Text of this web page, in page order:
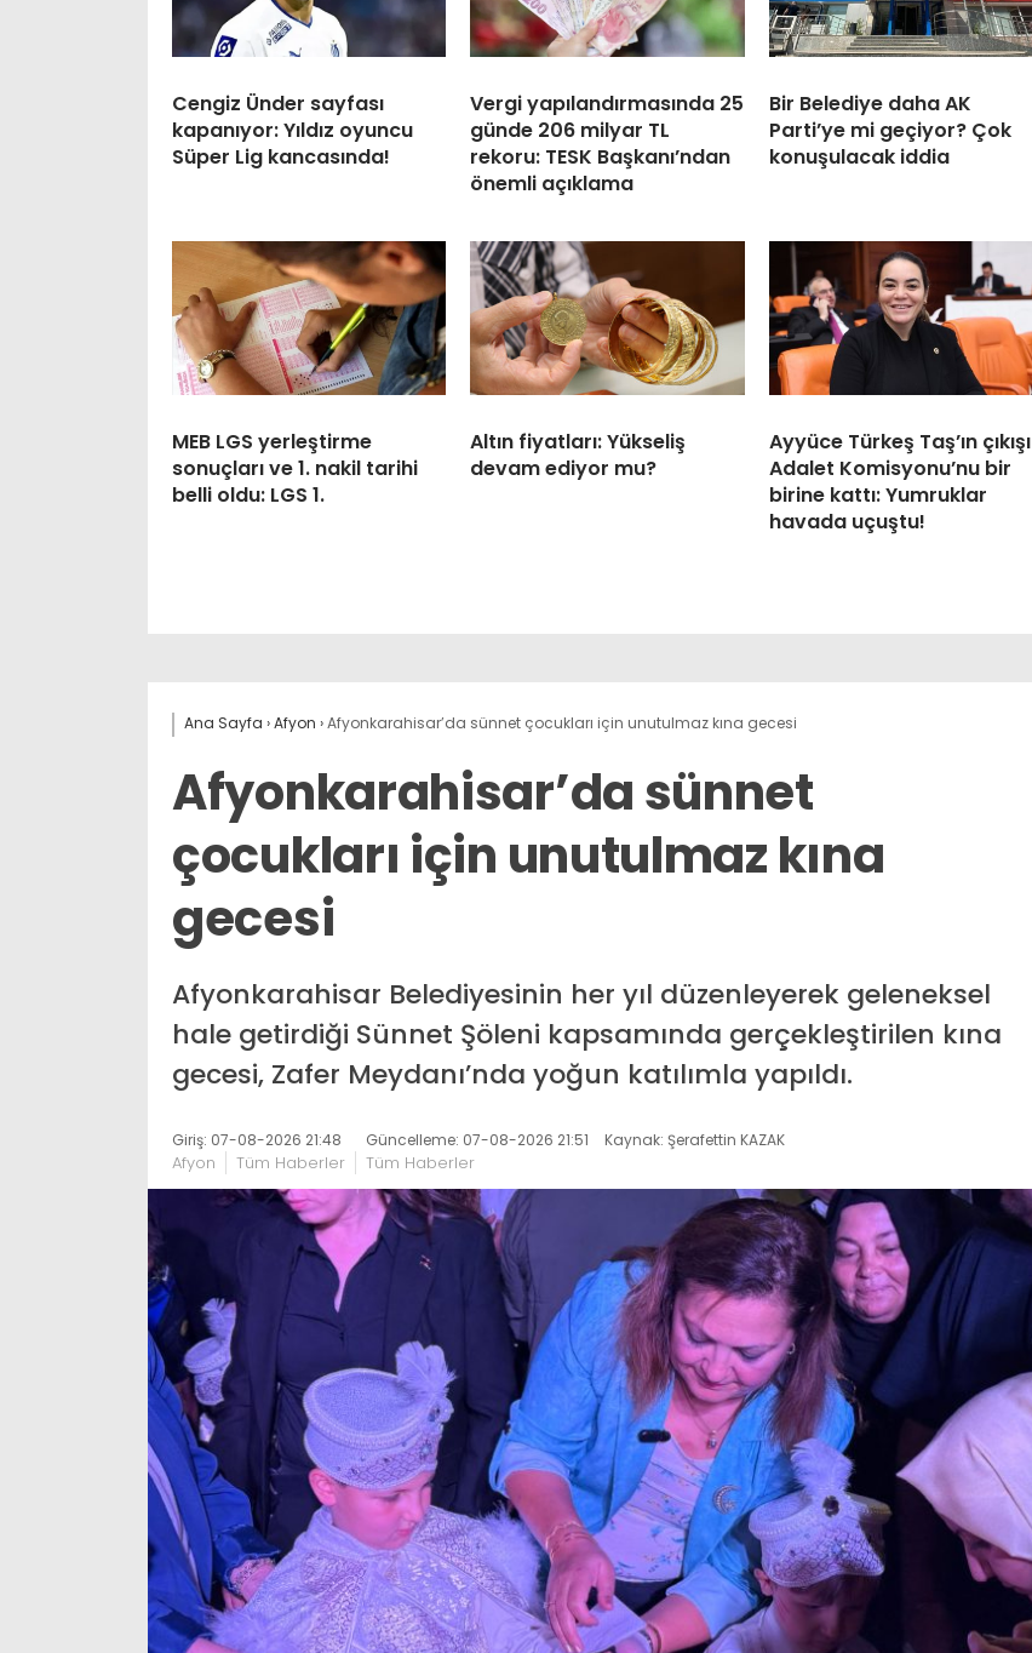
Cengiz Ünder sayfası
kapanıyor: Yıldız oyuncu
Süper Lig kancasında!
Vergi yapılandırmasında 25
günde 206 milyar TL
rekoru: TESK Başkanı’ndan
önemli açıklama
Bir Belediye daha AK
Parti’ye mi geçiyor? Çok
konuşulacak iddia
MEB LGS yerleştirme
sonuçları ve 1. nakil tarihi
belli oldu: LGS 1.
Altın fiyatları: Yükseliş
devam ediyor mu?
Ayyüce Türkeş Taş’ın çıkışı
Adalet Komisyonu’nu bir
birine kattı: Yumruklar
havada uçuştu!
Ana Sayfa ›Afyon ›Afyonkarahisar’da sünnet çocukları için unutulmaz kına gecesi
Afyonkarahisar’da sünnet
çocukları için unutulmaz kına
gecesi
Afyonkarahisar Belediyesinin her yıl düzenleyerek geleneksel
hale getirdiği Sünnet Şöleni kapsamında gerçekleştirilen kına
gecesi, Zafer Meydanı’nda yoğun katılımla yapıldı.
Giriş: 07-08-2026 21:48 Güncelleme: 07-08-2026 21:51 Kaynak: Şerafettin KAZAK
Afyon Tüm Haberler Tüm Haberler